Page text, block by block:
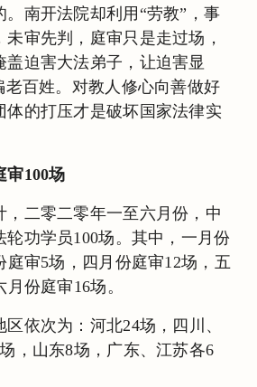
。南开法院却利用“劳教”，事
审先判，庭审只是走过场，
盖迫害大法弟子，让迫害显
老百姓。对教人修心向善做好
体的打压才是破坏国家法律实
审100场
，二零二零年一至六月份，中
轮功学员100场。其中，一月份
庭审5场，四月份庭审12场，五
份庭审16场。
依次为：河北24场，四川、
，山东8场，广东、江苏各6